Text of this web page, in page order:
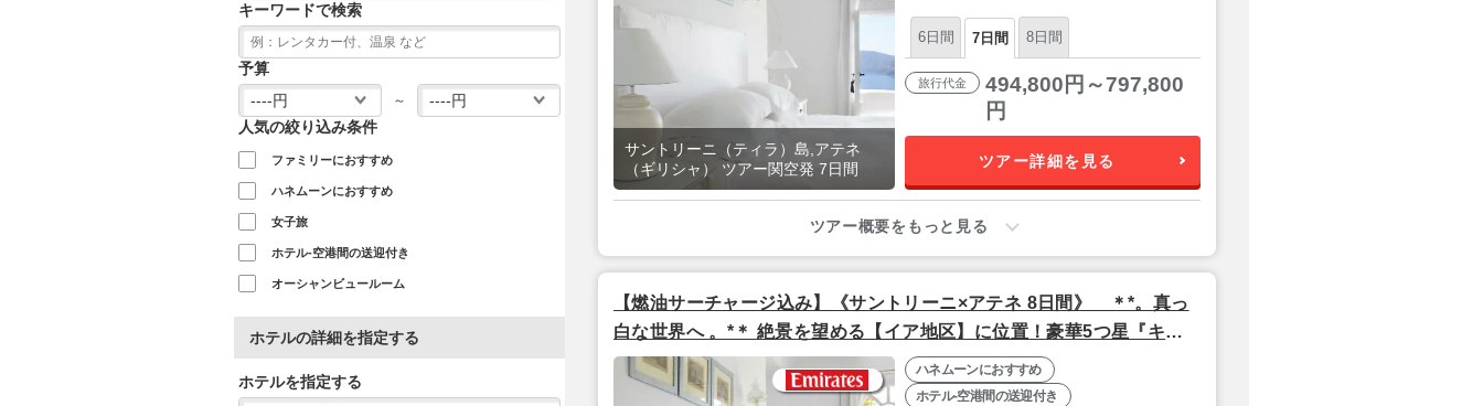
キーワードで検索
予算
～
人気の絞り込み条件
ファミリーにおすすめ
ハネムーンにおすすめ
女子旅
ホテル-空港間の送迎付き
オーシャンビュールーム
ホテルの詳細を指定する
ホテルを指定する
サントリーニ（ティラ）島,アテネ
（ギリシャ） ツアー関空発 7日間
6日間 7日間 8日間
旅行代金
494,800円～797,800
円
ツアー詳細を見る
ツアー概要をもっと見る
【燃油サーチャージ込み】《サントリーニ×アテネ 8日間》 ＊*。真っ
白な世界へ 。*＊ 絶景を望める【イア地区】に位置！豪華5つ星『キリ
ニ・スイーツ＆スパ』⇒屋上レストランが自慢の4つ星『アテネゲー
ト』【関空夜発】（全区間送迎付き）
ハネムーンにおすすめ
ホテル-空港間の送迎付き